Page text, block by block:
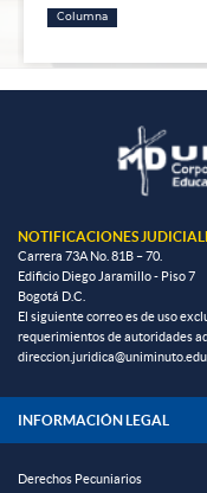
Columna
NOTIFICACIONES
Carrera 73A No. 81B – 70.
Edificio Diego Jaramillo - Piso 7
Bogotá D.C.
El siguiente correo es de uso
requerimientos de autoridades
direccion.juridica@uniminuto.edu
INFORMACIÓN LEGAL
Derechos Pecuniarios